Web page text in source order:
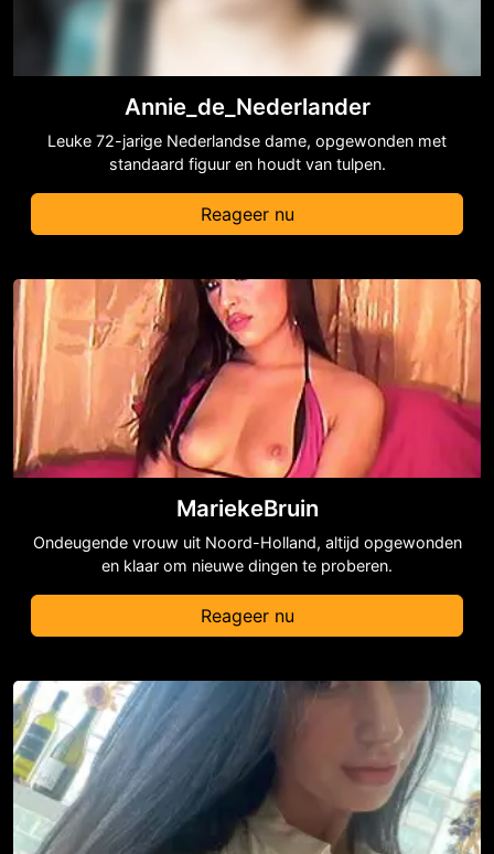
Annie_de_Nederlander
Leuke 72-jarige Nederlandse dame, opgewonden met
standaard figuur en houdt van tulpen.
Reageer nu
MariekeBruin
Ondeugende vrouw uit Noord-Holland, altijd opgewonden
en klaar om nieuwe dingen te proberen.
Reageer nu